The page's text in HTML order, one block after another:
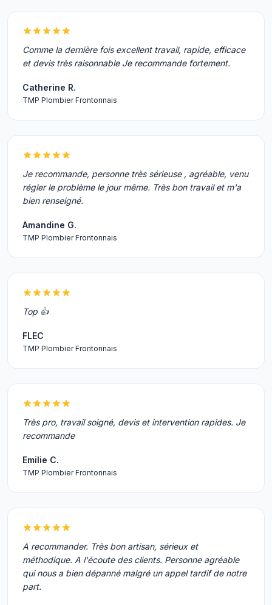
Comme la dernière fois excellent travail, rapide, efficace
et devis très raisonnable Je recommande fortement.
Catherine R.
TMP Plombier Frontonnais
Je recommande, personne très sérieuse , agréable, venu
régler le problème le jour même. Très bon travail et m'a
bien renseigné.
Amandine G.
TMP Plombier Frontonnais
Top 👍
FLEC
TMP Plombier Frontonnais
Très pro, travail soigné, devis et intervention rapides. Je
recommande
Emilie C.
TMP Plombier Frontonnais
A recommander. Très bon artisan, sérieux et
méthodique. A l'écoute des clients. Personne agréable
qui nous a bien dépanné malgré un appel tardif de notre
part.